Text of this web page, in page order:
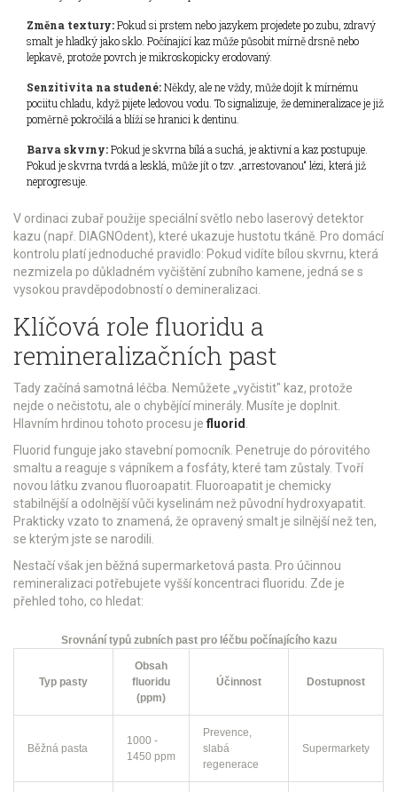
Změna textury:Pokud si prstem nebo jazykem projedete po zubu, zdravý
smalt je hladký jako sklo. Počínající kaz může působit mírně drsně nebo
lepkavě, protože povrch je mikroskopicky erodovaný.
Senzitivita na studené:Někdy, ale ne vždy, může dojít k mírnému
pociitu chladu, když pijete ledovou vodu. To signalizuje, že demineralizace je již
poměrně pokročilá a blíží se hranici k dentinu.
Barva skvrny:Pokud je skvrna bílá a suchá, je aktivní a kaz postupuje.
Pokud je skvrna tvrdá a lesklá, může jít o tzv. „arrestovanou“ lézi, která již
neprogresuje.
V ordinaci zubař použije speciální světlo nebo laserový detektor
kazu (např. DIAGNOdent), které ukazuje hustotu tkáně. Pro domácí
kontrolu platí jednoduché pravidlo: Pokud vidíte bílou skvrnu, která
nezmizela po důkladném vyčištění zubního kamene, jedná se s
vysokou pravděpodobností o demineralizaci.
Klíčová role fluoridu a
remineralizačních past
Tady začíná samotná léčba. Nemůžete „vyčistit" kaz, protože
nejde o nečistotu, ale o chybějící minerály. Musíte je doplnit.
Hlavním hrdinou tohoto procesu je fluorid.
Fluorid funguje jako stavební pomocník. Penetruje do pórovitého
smaltu a reaguje s vápníkem a fosfáty, které tam zůstaly. Tvoří
novou látku zvanou fluoroapatit. Fluoroapatit je chemicky
stabilnější a odolnější vůči kyselinám než původní hydroxyapatit.
Prakticky vzato to znamená, že opravený smalt je silnější než ten,
se kterým jste se narodili.
Nestačí však jen běžná supermarketová pasta. Pro účinnou
remineralizaci potřebujete vyšší koncentraci fluoridu. Zde je
přehled toho, co hledat:
Srovnání typů zubních past pro léčbu počínajícího kazu
Typ pasty
Obsah
fluoridu
(ppm)
Účinnost Dostupnost
Běžná pasta
1000 -
1450 ppm
Prevence,
slabá
regenerace
Supermarkety